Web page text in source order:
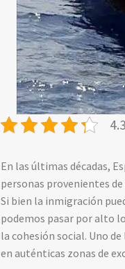
En las últimas décadas,
personas provenientes
Si bien la inmigración
podemos pasar por alto
la cohesión social. Uno
en auténticas zonas de